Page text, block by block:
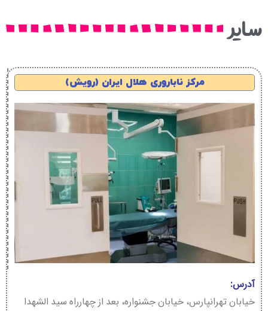
سایر
مرکز ناباروری هلال ایران (رویش)
آدرس:
خیابان تهرانپارس، خیابان جشنواره، بعد از چهارراه سید الشهدا